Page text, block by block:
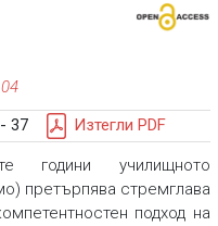
37 Изтегли PDF
години училищното
претърпява стремглава
подход на